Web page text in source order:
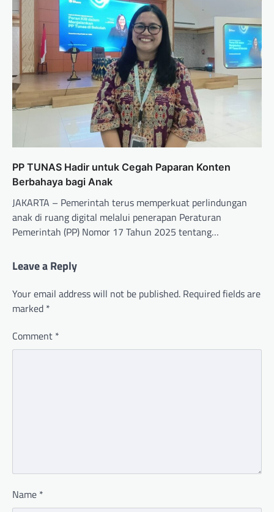
PP TUNAS Hadir untuk Cegah Paparan Konten
Berbahaya bagi Anak
JAKARTA – Pemerintah terus memperkuat perlindungan
anak di ruang digital melalui penerapan Peraturan
Pemerintah (PP) Nomor 17 Tahun 2025 tentang…
Leave a Reply
Your email address will not be published. Required fields are
marked *
Comment *
Name *